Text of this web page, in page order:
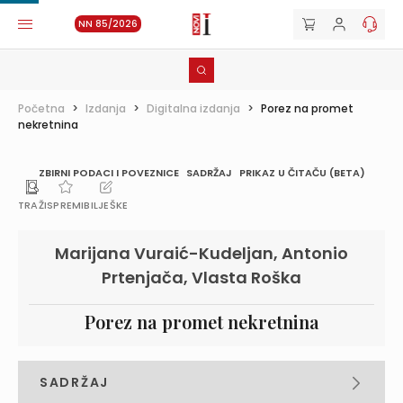
NN 85/2026
Početna > Izdanja > Digitalna izdanja > Porez na promet
nekretnina
ZBIRNI PODACI I POVEZNICE SADRŽAJ PRIKAZ U ČITAČU (BETA)
TRAŽISPREMIBILJEŠKE
Marijana Vuraić-Kudeljan, Antonio
Prtenjača, Vlasta Roška
Porez na promet nekretnina
SADRŽAJ